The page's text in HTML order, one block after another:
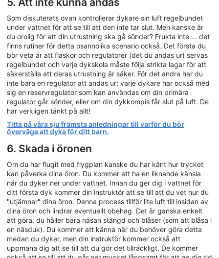
Som diskuterats ovan kontrollerar dykare sin luft regelbundet
under vattnet för att se till att den inte tar slut. Men kanske är
du orolig för att din utrustning ska gå sönder? Frukta inte ... det
finns rutiner för detta osannolika scenario också. Det första du
bör veta är att flaskor och regulatorer (det du andas ur) servas
regelbundet och varje dykskola måste följa strikta lagar för att
säkerställa att deras utrustning är säker. För det andra har du
inte bara en regulator att andas ur; varje dykare har också med
sig en reservregulator som kan användas om din primära
regulator går sönder, eller om din dykkompis får slut på luft. De
har verkligen tänkt på allt!
Titta på våra sju främsta anledningar till varför du bör
överväga att dyka för ditt barn.
6. Skada i öronen
Om du har flugit med flygplan kanske du har känt hur trycket
kan påverka dina öron. Du kommer att ha en liknande känsla
när du dyker ner under vattnet. Innan du ger dig i vattnet för
ditt första dyk kommer din instruktör att se till att du vet hur du
"utjämnar" dina öron. Denna process tillför lite luft till insidan av
dina öron och lindrar eventuellt obehag. Det är ganska enkelt
att göra, du håller bara näsan stängd och blåser (som att blåsa i
en näsduk). Du kommer att känna när du behöver göra detta
medan du dyker, men din instruktör kommer också att
uppmana dig att se till att du gör det tillräckligt. De kommer